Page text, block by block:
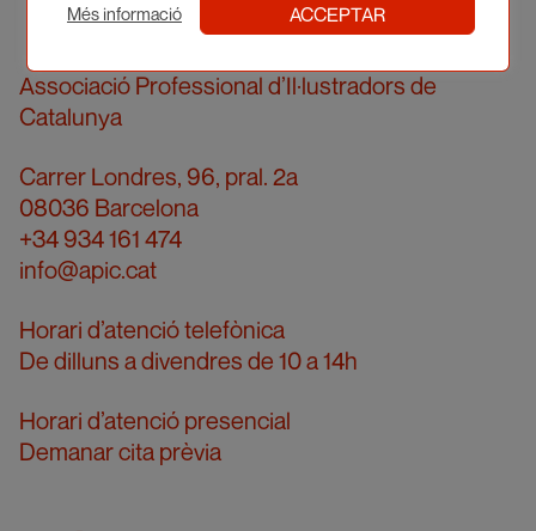
Associació Professional d’Il·lustradors de
Catalunya
Carrer Londres, 96, pral. 2a
08036 Barcelona
+34 934 161 474
info@apic.cat
Horari d’atenció telefònica
De dilluns a divendres de 10 a 14h
Horari d’atenció presencial
Demanar cita prèvia
Més informació ACCEPTAR